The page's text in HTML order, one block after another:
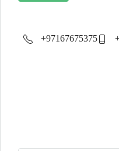
97167675375+